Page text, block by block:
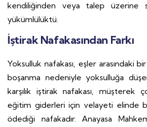
kendiliğinden veya talep üzerine
yükümlülüktü.
İştirak Nafakasından Farkı
Yoksulluk nafakası, eşler arasındaki
boşanma nedeniyle yoksulluğa
karşılık iştirak nafakası, müşterek
eğitim giderleri için velayeti elinde
ödediği nafakadır. Anayasa